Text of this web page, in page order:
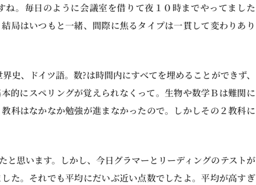
。毎日のように会議室を借りて夜１０時までやってました
局はいつもと一緒、間際に焦るタイプは一貫して変わりあり
史、ドイツ語。数?は時間内にすべてを埋めることができず、
的にスペリングが覚えられなくって。生物や数学Ｂは難関に
科はなかなか勉強が進まなかったので。しかしその２教科に
思います。しかし、今日グラマーとリーディングのテストが
た。それでも平均にだいぶ近い点数でしたよ。平均が高すぎ